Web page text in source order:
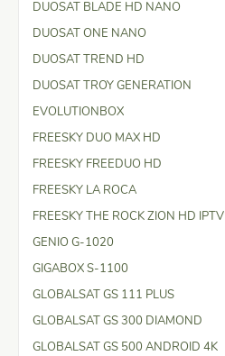
DUOSAT BLADE HD NANO
DUOSAT ONE NANO
DUOSAT TREND HD
DUOSAT TROY GENERATION
EVOLUTIONBOX
FREESKY DUO MAX HD
FREESKY FREEDUO HD
FREESKY LA ROCA
FREESKY THE ROCK ZION HD IPTV
GENIO G-1020
GIGABOX S-1100
GLOBALSAT GS 111 PLUS
GLOBALSAT GS 300 DIAMOND
GLOBALSAT GS 500 ANDROID 4K